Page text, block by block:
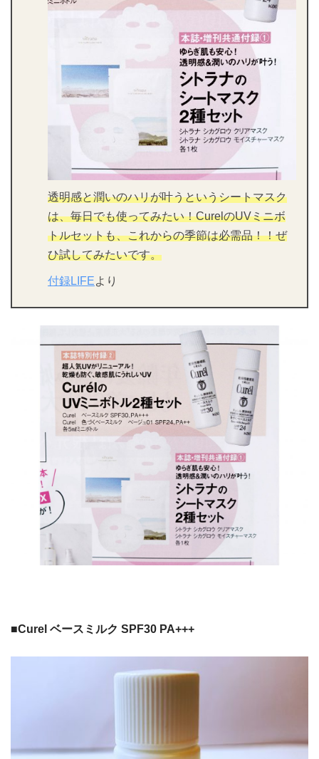
透明感と潤いのハリが叶うというシートマスク
は、毎日でも使ってみたい！CurelのUVミニボ
トルセットも、これからの季節は必需品！！ぜ
ひ試してみたいです。
付録LIFEより
■Curel ベースミルク SPF30 PA+++